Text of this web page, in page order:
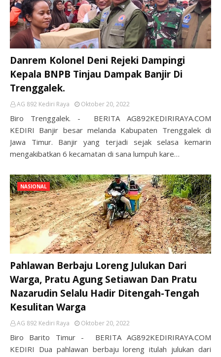
Danrem Kolonel Deni Rejeki Dampingi
Kepala BNPB Tinjau Dampak Banjir Di
Trenggalek.
AG 892 Kediri Raya Oktober 20, 2022
Biro Trenggalek. - BERITA AG892KEDIRIRAYA.COM
KEDIRI Banjir besar melanda Kabupaten Trenggalek di
Jawa Timur. Banjir yang terjadi sejak selasa kemarin
mengakibatkan 6 kecamatan di sana lumpuh kare…
NASIONAL
Pahlawan Berbaju Loreng Julukan Dari
Warga, Pratu Agung Setiawan Dan Pratu
Nazarudin Selalu Hadir Ditengah-Tengah
Kesulitan Warga
AG 892 Kediri Raya Oktober 20, 2022
Biro Barito Timur - BERITA AG892KEDIRIRAYA.COM
KEDIRI Dua pahlawan berbaju loreng itulah julukan dari